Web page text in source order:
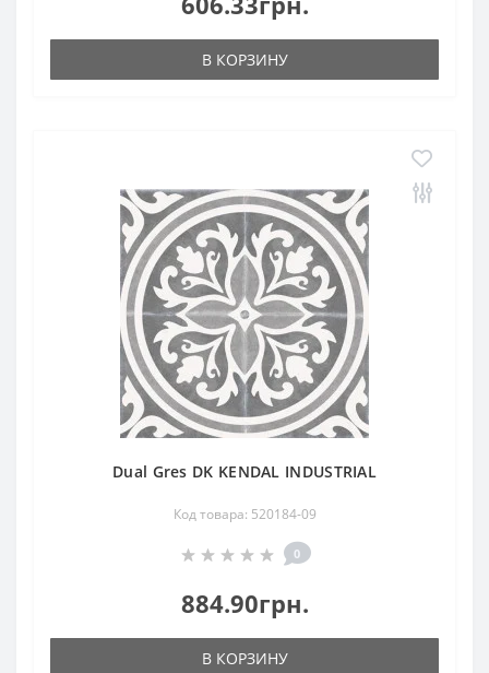
В КОРЗИНУ
Dual Gres DK KENDAL INDUSTRIAL
Код товара: 520184-09
0
884.90грн.
В КОРЗИНУ